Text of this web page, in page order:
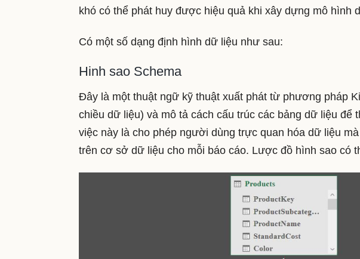
khó có thể phát huy được hiệu quả khi xây dựng mô hình
Có một số dạng định hình dữ liệu như sau:
Hinh sao Schema
Đây là một thuật ngữ kỹ thuật xuất phát từ phương pháp
chiều dữ liệu) và mô tả cách cấu trúc các bảng dữ liệu để
việc này là cho phép người dùng trực quan hóa dữ liệu
trên cơ sở dữ liệu cho mỗi báo cáo. Lược đồ hình sao có